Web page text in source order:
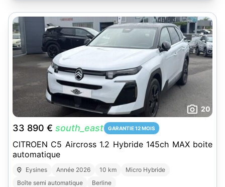
20
33 890 € south_east GARANTIE 12 MOIS
CITROEN C5 Aircross 1.2 Hybride 145ch MAX boite
automatique
Eysines Année 2026 10 km
Micro Hybride
Boîte semi automatique
Berline